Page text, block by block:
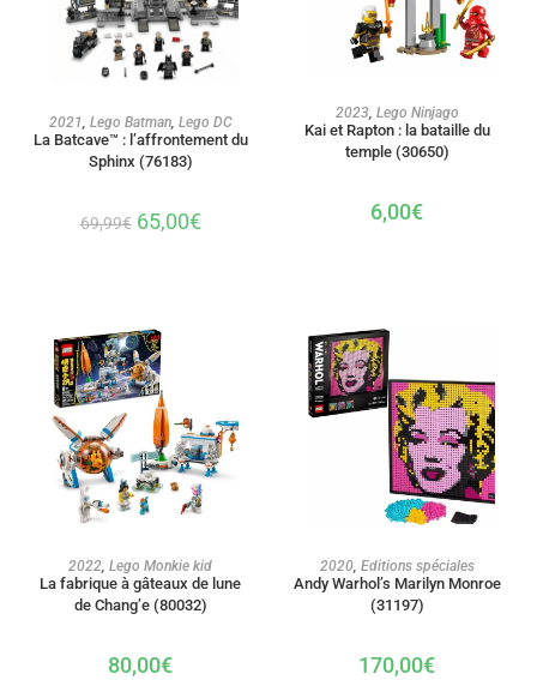
AJOUTER AU PANIER
2021, Lego Batman, Lego DC
La Batcave™ : l’affrontement du
Sphinx (76183)
69,99€ 65,00€
AJOUTER AU PANIER
2023, Lego Ninjago
Kai et Rapton : la bataille du
temple (30650)
6,00€
AJOUTER AU PANIER
2022, Lego Monkie kid
La fabrique à gâteaux de lune
de Chang’e (80032)
80,00€
AJOUTER AU PANIER
2020, Editions spéciales
Andy Warhol’s Marilyn Monroe
(31197)
170,00€